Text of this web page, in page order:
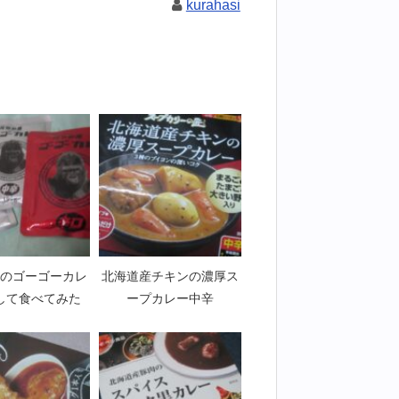
kurahasi
ゴーゴーカレ
て食べてみた
北海道産チキンの濃厚ス
ープカレー中辛